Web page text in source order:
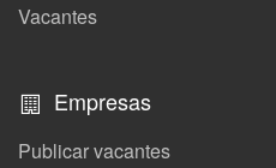
Vacantes
Empresas
Publicar vacantes